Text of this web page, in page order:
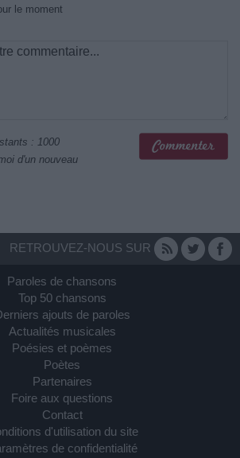
le moment
: 1000
d'un nouveau
RETROUVEZ-NOUS SUR
Paroles de chansons
Top 50 chansons
ajouts de paroles
Actualités musicales
Poésies et poèmes
Poètes
Partenaires
Foire aux questions
Contact
d'utilisation du site
de confidentialité